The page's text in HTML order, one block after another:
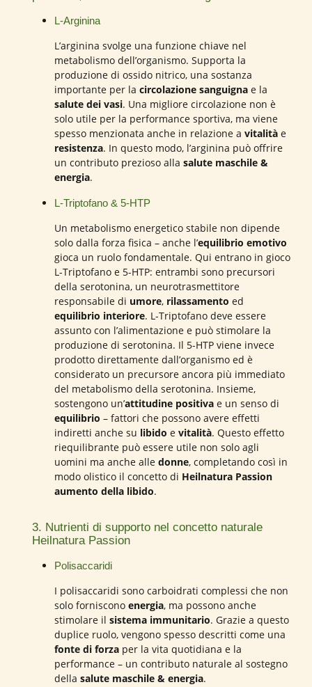
L-Arginina
L’arginina svolge una funzione chiave nel
metabolismo dell’organismo. Supporta la
produzione di ossido nitrico, una sostanza
importante per la circolazione sanguigna e la
salute dei vasi. Una migliore circolazione non è
solo utile per la performance sportiva, ma viene
spesso menzionata anche in relazione a vitalità e
resistenza. In questo modo, l’arginina può offrire
un contributo prezioso alla salute maschile &
energia.
L-Triptofano & 5-HTP
Un metabolismo energetico stabile non dipende
solo dalla forza fisica – anche l’equilibrio emotivo
gioca un ruolo fondamentale. Qui entrano in gioco
L-Triptofano e 5-HTP: entrambi sono precursori
della serotonina, un neurotrasmettitore
responsabile di umore, rilassamento ed
equilibrio interiore. L-Triptofano deve essere
assunto con l’alimentazione e può stimolare la
produzione di serotonina. Il 5-HTP viene invece
prodotto direttamente dall’organismo ed è
considerato un precursore ancora più immediato
del metabolismo della serotonina. Insieme,
sostengono un’attitudine positiva e un senso di
equilibrio – fattori che possono avere effetti
indiretti anche su libido e vitalità. Questo effetto
riequilibrante può essere utile non solo agli
uomini ma anche alle donne, completando così in
modo olistico il concetto di Heilnatura Passion
aumento della libido.
3. Nutrienti di supporto nel concetto naturale
Heilnatura Passion
Polisaccaridi
I polisaccaridi sono carboidrati complessi che non
solo forniscono energia, ma possono anche
stimolare il sistema immunitario. Grazie a questo
duplice ruolo, vengono spesso descritti come una
fonte di forza per la vita quotidiana e la
performance – un contributo naturale al sostegno
della salute maschile & energia.